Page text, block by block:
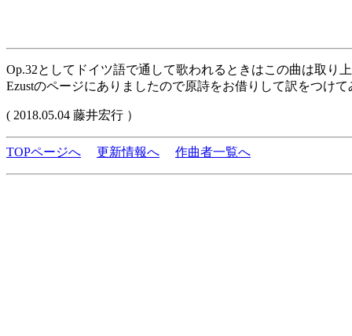
Op.32としてドイツ語で通して歌われるときはこの曲は取り
Ezustのページにありましたので原詩をお借りして訳をつけ
( 2018.05.04 藤井宏行 ）
TOPページへ 更新情報へ 作曲者一覧へ